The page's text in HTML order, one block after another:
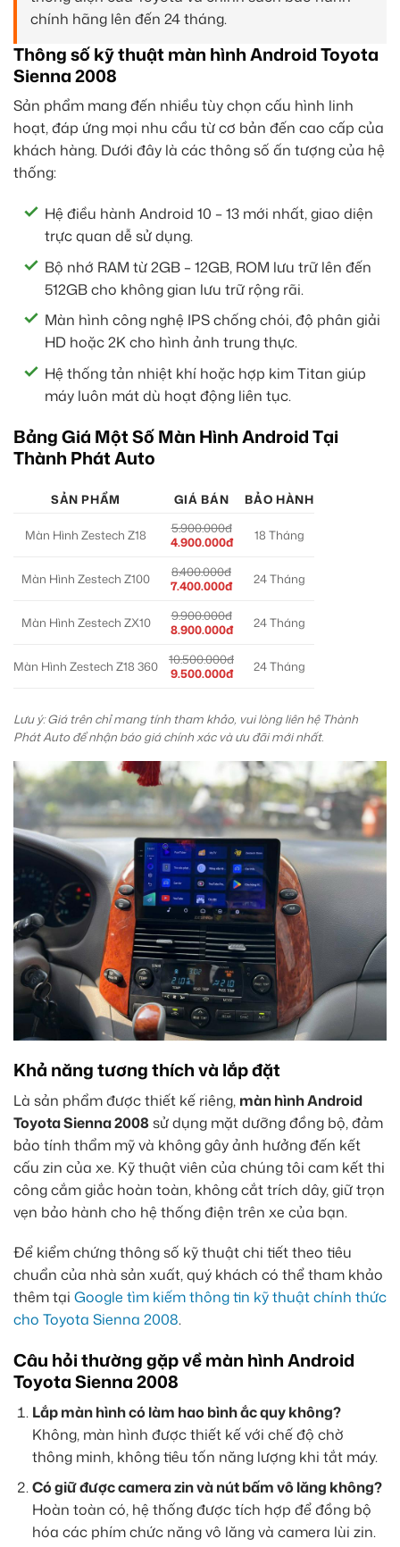
chính hãng lên đến 24 tháng.
Thông số kỹ thuật màn hình Android Toyota
Sienna 2008
Sản phẩm mang đến nhiều tùy chọn cấu hình linh
hoạt, đáp ứng mọi nhu cầu từ cơ bản đến cao cấp của
khách hàng. Dưới đây là các thông số ấn tượng của hệ
thống:
Hệ điều hành Android 10 – 13 mới nhất, giao diện
trực quan dễ sử dụng.
Bộ nhớ RAM từ 2GB – 12GB, ROM lưu trữ lên đến
512GB cho không gian lưu trữ rộng rãi.
Màn hình công nghệ IPS chống chói, độ phân giải
HD hoặc 2K cho hình ảnh trung thực.
Hệ thống tản nhiệt khí hoặc hợp kim Titan giúp
máy luôn mát dù hoạt động liên tục.
Bảng Giá Một Số Màn Hình Android Tại
Thành Phát Auto
SẢN PHẨM GIÁ BÁN BẢO HÀNH
Màn Hình Zestech Z18
5.900.000đ
4.900.000đ
18 Tháng
Màn Hình Zestech Z100
8.400.000đ
7.400.000đ
24 Tháng
Màn Hình Zestech ZX10
9.900.000đ
8.900.000đ
24 Tháng
Màn Hình Zestech Z18 360
10.500.000đ
9.500.000đ
24 Tháng
Lưu ý: Giá trên chỉ mang tính tham khảo, vui lòng liên hệ Thành
Phát Auto để nhận báo giá chính xác và ưu đãi mới nhất.
Khả năng tương thích và lắp đặt
Là sản phẩm được thiết kế riêng, màn hình Android
Toyota Sienna 2008sử dụng mặt dưỡng đồng bộ, đảm
bảo tính thẩm mỹ và không gây ảnh hưởng đến kết
cấu zin của xe. Kỹ thuật viên của chúng tôi cam kết thi
công cắm giắc hoàn toàn, không cắt trích dây, giữ trọn
vẹn bảo hành cho hệ thống điện trên xe của bạn.
Để kiểm chứng thông số kỹ thuật chi tiết theo tiêu
chuẩn của nhà sản xuất, quý khách có thể tham khảo
thêm tại Google tìm kiếm thông tin kỹ thuật chính thức
cho Toyota Sienna 2008.
Câu hỏi thường gặp về màn hình Android
Toyota Sienna 2008
Lắp màn hình có làm hao bình ắc quy không?
Không, màn hình được thiết kế với chế độ chờ
thông minh, không tiêu tốn năng lượng khi tắt máy.
Có giữ được camera zin và nút bấm vô lăng không?
Hoàn toàn có, hệ thống được tích hợp để đồng bộ
hóa các phím chức năng vô lăng và camera lùi zin.